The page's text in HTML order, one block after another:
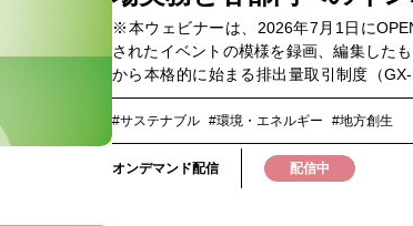
能性と今後の展望を探ります。また、
おける生物多様性推進の取り組みについ
制の構築や社内浸透の工夫など、実践的
のプロセスをお伝えします。生物多様性
で捉え、自社での取り組みを検討するヒ
視聴ください。▼このような方におすすめ
ィ・CSV・環境推進部門の責任者・実務
様性の社内推進体制の立ち上げや、他部
※本ウェビナーは、2026年7月1日に
されたイベントの模様を録画、編集した
から本格的に始まる排出量取引制度（GX-ETS）
概要は理解しているが、実務として不安
制や各部門との役割分担に不安がある」 ——そんな課題を感
じていませんか。 本ウェビナーでは、
けた制度動向や全体像を整理したうえで
し込むための体制づくりや業務設計のポ
#サステナブル #環境・エネルギー #地方創生
オンデマンド配信 配信中